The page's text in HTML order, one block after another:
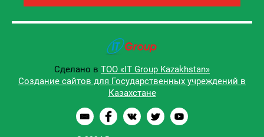
Сделано в ТОО «IT Group Kazakhstan»
Создание сайтов для Государственных учреждений в
Казахстане